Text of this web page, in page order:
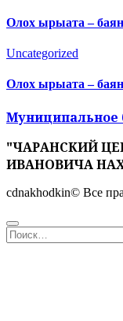
Олох ырыата –
Uncategorized
Олох ырыата –
Муниципальное
"ЧАРАНСКИЙ
ИВАНОВИЧА
cdnakhodkin© Все
Найти: